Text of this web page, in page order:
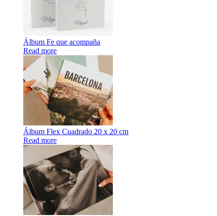
Álbum Fe que acompaña
Read more
Álbum Flex Cuadrado 20 x 20 cm
Read more